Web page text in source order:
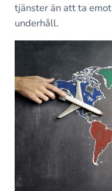
tjänster än att ta
underhåll.